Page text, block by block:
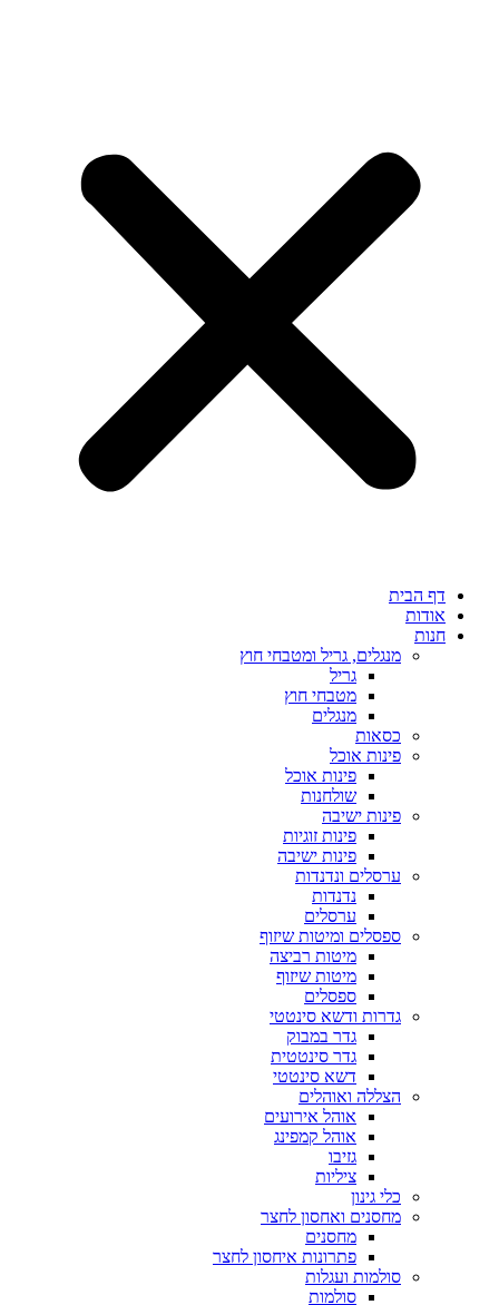
דף הבית
אודות
חנות
מנגלים, גריל ומטבחי חוץ
גריל
מטבחי חוץ
מנגלים
כסאות
פינות אוכל
פינות אוכל
שולחנות
פינות ישיבה
פינות זוגיות
פינות ישיבה
ערסלים ונדנדות
נדנדות
ערסלים
ספסלים ומיטות שיזוף
מיטות רביצה
מיטות שיזוף
ספסלים
גדרות ודשא סינטטי
גדר במבוק
גדר סינטטית
דשא סינטטי
הצללה ואוהלים
אוהל אירועים
אוהל קמפינג
גזיבו
ציליות
כלי גינון
מחסנים ואחסון לחצר
מחסנים
פתרונות איחסון לחצר
סולמות ועגלות
סולמות